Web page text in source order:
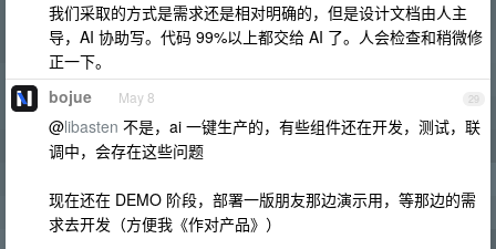
我们采取的方式是需求还是相对明确的，但是设计文档由人主
导，AI 协助写。代码 99%以上都交给 AI 了。人会检查和稍微修
正一下。
29
bojue May 8
@libasten 不是，ai 一键生产的，有些组件还在开发，测试，联
调中，会存在这些问题
现在还在 DEMO 阶段，部署一版朋友那边演示用，等那边的需
求去开发（方便我《作对产品》）